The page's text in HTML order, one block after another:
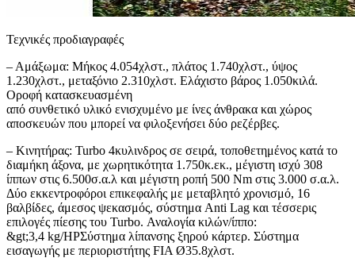
Τεχνικές προδιαγραφές
– Αμάξωμα: Μήκος 4.054χλστ., πλάτος 1.740χλστ., ύψος
1.230χλστ., μεταξόνιο 2.310χλστ. Ελάχιστο βάρος 1.050κιλά.
Οροφή κατασκευασμένη
από συνθετικό υλικό ενισχυμένο με ίνες άνθρακα και χώρος
αποσκευών που μπορεί να φιλοξενήσει δύο ρεζέρβες.
– Κινητήρας: Turbo 4κυλινδρος σε σειρά, τοποθετημένος κατά το
διαμήκη άξονα, με χωρητικότητα 1.750κ.εκ., μέγιστη ισχύ 308
ίππων στις 6.500σ.α.λ και μέγιστη ροπή 500 Nm στις 3.000 σ.α.λ.
Δύο εκκεντροφόροι επικεφαλής με μεταβλητό χρονισμό, 16
βαλβίδες, άμεσος ψεκασμός, σύστημα Anti Lag και τέσσερις
επιλογές πίεσης του Turbo. Αναλογία κιλών/ίππο:
&gt;3,4 kg/HPΣύστημα λίπανσης ξηρού κάρτερ. Σύστημα
εισαγωγής με περιοριστήτης FIA Ø35.8χλστ.